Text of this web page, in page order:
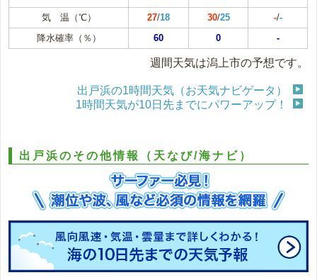
気 温（℃） 27/18 30/25 -/-
降水確率（％）
60 0 -
週間天気は潟上市の予想です。
出戸浜の1時間天気（お天気ナビゲータ）
1時間天気が10日先までにパワーアップ！
出戸浜のその他情報（天なび/海ナビ）